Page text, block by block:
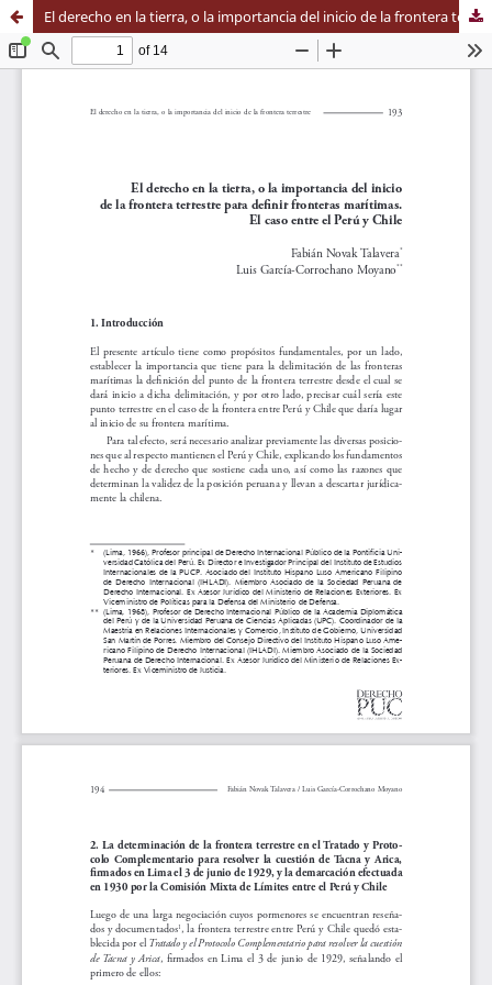
El derecho en la tierra, o la importancia del inicio de la frontera terrestre para definir fronteras marítimas. El caso entre el Perú y Chile